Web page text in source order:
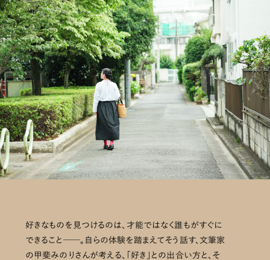
好きなものを見つけるのは、才能ではなく誰もがすぐに
できること──。自らの体験を踏まえてそう話す、文筆家
の甲斐みのりさんが考える、「好き」との出合い方と、そ